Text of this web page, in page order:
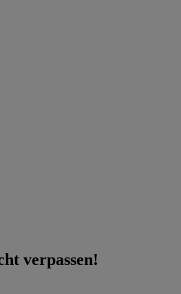
verpassen!